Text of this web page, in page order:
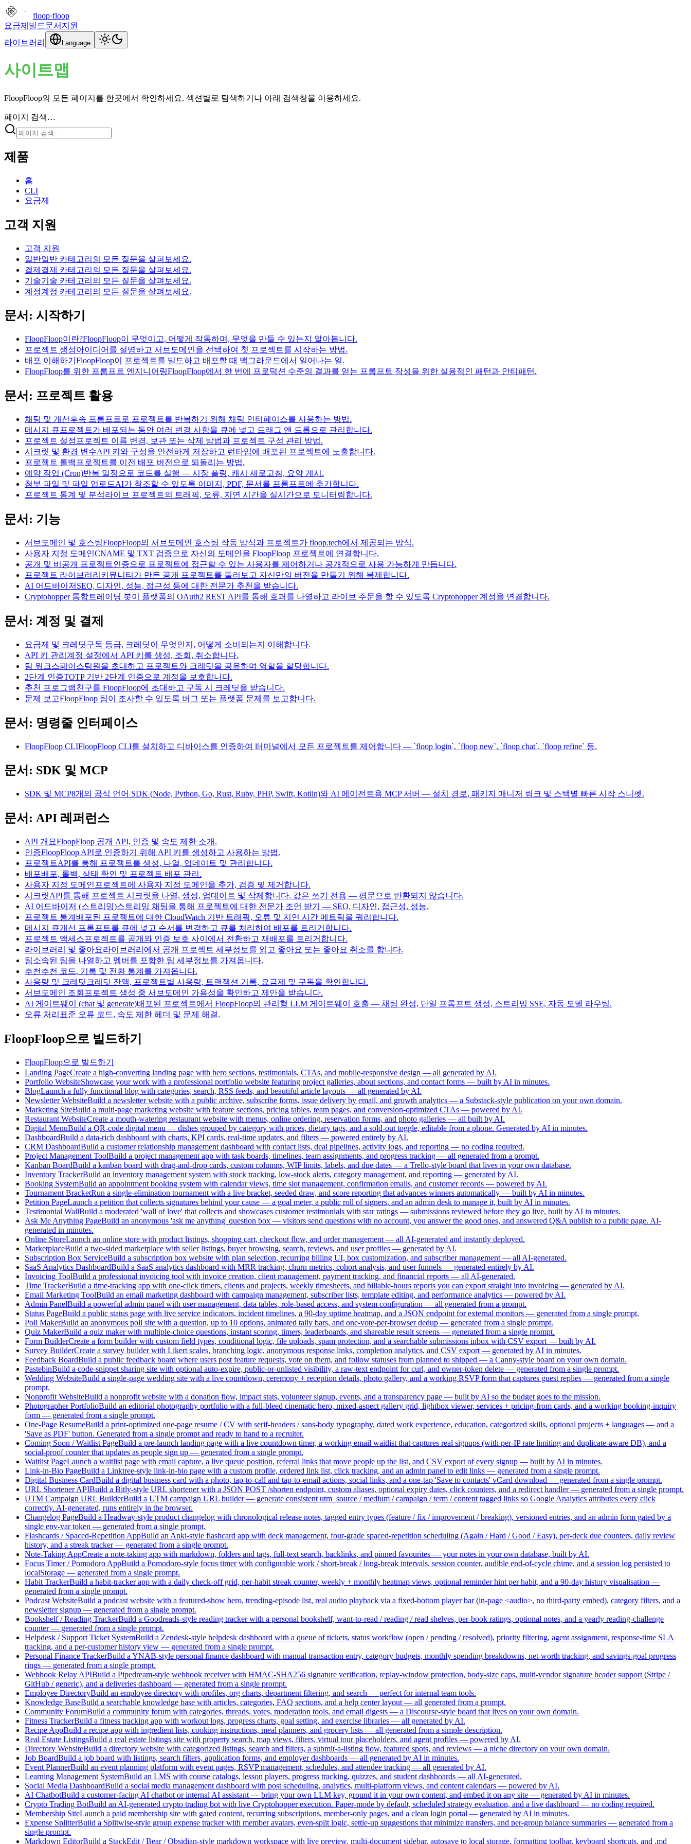
floop·floop
요금제 빌드문서 지원
라이브러리
Language
사이트맵
FloopFloop의 모든 페이지를 한곳에서 확인하세요. 섹션별로 탐색하거나 아래 검색창을 이용하세요.
페이지 검색…
제품
홈
CLI
요금제
고객 지원
고객 지원
일반일반 카테고리의 모든 질문을 살펴보세요.
결제 결제 카테고리의 모든 질문을 살펴보세요.
기술기술 카테고리의 모든 질문을 살펴보세요.
계정계정 카테고리의 모든 질문을 살펴보세요.
문서: 시작하기
FloopFloop이란?FloopFloop이 무엇이고, 어떻게 작동하며, 무엇을 만들 수 있는지 알아봅니다.
프로젝트 생성아이디어를 설명하고 서브도메인을 선택하여 첫 프로젝트를 시작하는 방법.
배포 이해하기 FloopFloop이 프로젝트를 빌드하고 배포할 때 백그라운드에서 일어나는 일.
FloopFloop를 위한 프롬프트 엔지니어링FloopFloop에서 한 번에 프로덕션 수준의 결과를 얻는 프롬프트 작성을 위한 실용적인 패턴과 안티패턴.
문서: 프로젝트 활용
채팅 및 개선 후속 프롬프트로 프로젝트를 반복하기 위해 채팅 인터페이스를 사용하는 방법.
메시지 큐프로젝트가 배포되는 동안 여러 변경 사항을 큐에 넣고 드래그 앤 드롭으로 관리합니다.
프로젝트 설정 프로젝트 이름 변경, 보관 또는 삭제 방법과 프로젝트 구성 관리 방법.
시크릿 및 환경 변수API 키와 구성을 안전하게 저장하고 런타임에 배포된 프로젝트에 노출합니다.
프로젝트 롤백 프로젝트를 이전 배포 버전으로 되돌리는 방법.
예약 작업 (Cron)반복 일정으로 코드를 실행 — 시장 폴링, 캐시 새로고침, 요약 게시.
첨부 파일 및 파일 업로드AI가 참조할 수 있도록 이미지, PDF, 문서를 프롬프트에 추가합니다.
프로젝트 통계 및 분석라이브 프로젝트의 트래픽, 오류, 지연 시간을 실시간으로 모니터링합니다.
문서: 기능
서브도메인 및 호스팅FloopFloop의 서브도메인 호스팅 작동 방식과 프로젝트가 floop.tech에서 제공되는 방식.
사용자 지정 도메인CNAME 및 TXT 검증으로 자신의 도메인을 FloopFloop 프로젝트에 연결합니다.
공개 및 비공개 프로젝트인증으로 프로젝트에 접근할 수 있는 사용자를 제어하거나 공개적으로 사용 가능하게 만듭니다.
프로젝트 라이브러리 커뮤니티가 만든 공개 프로젝트를 둘러보고 자신만의 버전을 만들기 위해 복제합니다.
AI 어드바이저 SEO, 디자인, 성능, 접근성 등에 대한 전문가 추천을 받습니다.
Cryptohopper 통합트레이딩 봇이 플랫폼의 OAuth2 REST API를 통해 호퍼를 나열하고 라이브 주문을 할 수 있도록 Cryptohopper 계정을 연결합니다.
문서: 계정 및 결제
요금제 및 크레딧구독 등급, 크레딧이 무엇인지, 어떻게 소비되는지 이해합니다.
API 키 관리 계정 설정에서 API 키를 생성, 조회, 취소합니다.
팀 워크스페이스팀원을 초대하고 프로젝트와 크레딧을 공유하며 역할을 할당합니다.
2단계 인증TOTP 기반 2단계 인증으로 계정을 보호합니다.
추천 프로그램친구를 FloopFloop에 초대하고 구독 시 크레딧을 받습니다.
문제 보고FloopFloop 팀이 조사할 수 있도록 버그 또는 플랫폼 문제를 보고합니다.
문서: 명령줄 인터페이스
FloopFloop CLIFloopFloop CLI를 설치하고 디바이스를 인증하여 터미널에서 모든 프로젝트를 제어합니다 — `floop login`, `floop new`, `floop chat`, `floop refine` 등.
문서: SDK 및 MCP
SDK 및 MCP8개의 공식 언어 SDK (Node, Python, Go, Rust, Ruby, PHP, Swift, Kotlin)와 AI 에이전트용 MCP 서버 — 설치 경로, 패키지 매니저 링크 및 스택별 빠른 시작 스니펫.
문서: API 레퍼런스
API 개요FloopFloop 공개 API, 인증 및 속도 제한 소개.
인증FloopFloop API로 인증하기 위해 API 키를 생성하고 사용하는 방법.
프로젝트API를 통해 프로젝트를 생성, 나열, 업데이트 및 관리합니다.
배포배포, 롤백, 상태 확인 및 프로젝트 배포 관리.
사용자 지정 도메인 프로젝트에 사용자 지정 도메인을 추가, 검증 및 제거합니다.
시크릿API를 통해 프로젝트 시크릿을 나열, 생성, 업데이트 및 삭제합니다. 값은 쓰기 전용 — 평문으로 반환되지 않습니다.
AI 어드바이저 (스트리밍)스트리밍 채팅을 통해 프로젝트에 대한 전문가 조언 받기 — SEO, 디자인, 접근성, 성능.
프로젝트 통계 배포된 프로젝트에 대한 CloudWatch 기반 트래픽, 오류 및 지연 시간 메트릭을 쿼리합니다.
메시지 큐개선 프롬프트를 큐에 넣고 순서를 변경하고 큐를 처리하여 배포를 트리거합니다.
프로젝트 액세스프로젝트를 공개와 인증 보호 사이에서 전환하고 재배포를 트리거합니다.
라이브러리 및 좋아요라이브러리에서 공개 프로젝트 세부정보를 읽고 좋아요 또는 좋아요 취소를 합니다.
팀소속된 팀을 나열하고 멤버를 포함한 팀 세부정보를 가져옵니다.
추천 추천 코드, 기록 및 전환 통계를 가져옵니다.
사용량 및 크레딧 크레딧 잔액, 프로젝트별 사용량, 트랜잭션 기록, 요금제 및 구독을 확인합니다.
서브도메인 조회 프로젝트 생성 중 서브도메인 가용성을 확인하고 제안을 받습니다.
AI 게이트웨이 (chat 및 generate)배포된 프로젝트에서 FloopFloop의 관리형 LLM 게이트웨이 호출 — 채팅 완성, 단일 프롬프트 생성, 스트리밍 SSE, 자동 모델 라우팅.
오류 처리 표준 오류 코드, 속도 제한 헤더 및 문제 해결.
FloopFloop으로 빌드하기
FloopFloop으로 빌드하기
Landing PageCreate a high-converting landing page with hero sections, testimonials, CTAs, and mobile-responsive design — all generated by AI.
Portfolio WebsiteShowcase your work with a professional portfolio website featuring project galleries, about sections, and contact forms — built by AI in minutes.
BlogLaunch a fully functional blog with categories, search, RSS feeds, and beautiful article layouts — all generated by AI.
Newsletter WebsiteBuild a newsletter website with a public archive, subscribe forms, issue delivery by email, and growth analytics — a Substack-style publication on your own domain.
Marketing SiteBuild a multi-page marketing website with feature sections, pricing tables, team pages, and conversion-optimized CTAs — powered by AI.
Restaurant WebsiteCreate a mouth-watering restaurant website with menus, online ordering, reservation forms, and photo galleries — all built by AI.
Digital MenuBuild a QR-code digital menu — dishes grouped by category with prices, dietary tags, and a sold-out toggle, editable from a phone. Generated by AI in minutes.
DashboardBuild a data-rich dashboard with charts, KPI cards, real-time updates, and filters — powered entirely by AI.
CRM DashboardBuild a customer relationship management dashboard with contact lists, deal pipelines, activity logs, and reporting — no coding required.
Project Management ToolBuild a project management app with task boards, timelines, team assignments, and progress tracking — all generated from a prompt.
Kanban BoardBuild a kanban board with drag-and-drop cards, custom columns, WIP limits, labels, and due dates — a Trello-style board that lives in your own database.
Inventory TrackerBuild an inventory management system with stock tracking, low-stock alerts, category management, and reporting — generated by AI.
Booking SystemBuild an appointment booking system with calendar views, time slot management, confirmation emails, and customer records — powered by AI.
Tournament BracketRun a single-elimination tournament with a live bracket, seeded draw, and score reporting that advances winners automatically — built by AI in minutes.
Petition PageLaunch a petition that collects signatures behind your cause — a goal meter, a public roll of signers, and an admin desk to manage it, built by AI in minutes.
Testimonial WallBuild a moderated 'wall of love' that collects and showcases customer testimonials with star ratings — submissions reviewed before they go live, built by AI in minutes.
Ask Me Anything PageBuild an anonymous 'ask me anything' question box — visitors send questions with no account, you answer the good ones, and answered Q&A publish to a public page. AI-
generated in minutes.
Online StoreLaunch an online store with product listings, shopping cart, checkout flow, and order management — all AI-generated and instantly deployed.
MarketplaceBuild a two-sided marketplace with seller listings, buyer browsing, search, reviews, and user profiles — generated by AI.
Subscription Box ServiceBuild a subscription box website with plan selection, recurring billing UI, box customization, and subscriber management — all AI-generated.
SaaS Analytics DashboardBuild a SaaS analytics dashboard with MRR tracking, churn metrics, cohort analysis, and user funnels — generated entirely by AI.
Invoicing ToolBuild a professional invoicing tool with invoice creation, client management, payment tracking, and financial reports — all AI-generated.
Time TrackerBuild a time-tracking app with one-click timers, clients and projects, weekly timesheets, and billable-hours reports you can export straight into invoicing — generated by AI.
Email Marketing ToolBuild an email marketing dashboard with campaign management, subscriber lists, template editing, and performance analytics — powered by AI.
Admin PanelBuild a powerful admin panel with user management, data tables, role-based access, and system configuration — all generated from a prompt.
Status PageBuild a public status page with live service indicators, incident timelines, a 90-day uptime heatmap, and a JSON endpoint for external monitors — generated from a single prompt.
Poll MakerBuild an anonymous poll site with a question, up to 10 options, animated tally bars, and one-vote-per-browser dedup — generated from a single prompt.
Quiz MakerBuild a quiz maker with multiple-choice questions, instant scoring, timers, leaderboards, and shareable result screens — generated from a single prompt.
Form BuilderCreate a form builder with custom field types, conditional logic, file uploads, spam protection, and a searchable submissions inbox with CSV export — built by AI.
Survey BuilderCreate a survey builder with Likert scales, branching logic, anonymous response links, completion analytics, and CSV export — generated by AI in minutes.
Feedback BoardBuild a public feedback board where users post feature requests, vote on them, and follow statuses from planned to shipped — a Canny-style board on your own domain.
PastebinBuild a code-snippet sharing site with optional auto-expire, public-or-unlisted visibility, a raw-text endpoint for curl, and owner-token delete — generated from a single prompt.
Wedding WebsiteBuild a single-page wedding site with a live countdown, ceremony + reception details, photo gallery, and a working RSVP form that captures guest replies — generated from a single
prompt.
Nonprofit WebsiteBuild a nonprofit website with a donation flow, impact stats, volunteer signup, events, and a transparency page — built by AI so the budget goes to the mission.
Photographer PortfolioBuild an editorial photography portfolio with a full-bleed cinematic hero, mixed-aspect gallery grid, lightbox viewer, services + pricing-from cards, and a working booking-inquiry
form — generated from a single prompt.
One-Page ResumeBuild a print-optimized one-page resume / CV with serif-headers / sans-body typography, dated work experience, education, categorized skills, optional projects + languages — and a
'Save as PDF' button. Generated from a single prompt and ready to hand to a recruiter.
Coming Soon / Waitlist PageBuild a pre-launch landing page with a live countdown timer, a working email waitlist that captures real signups (with per-IP rate limiting and duplicate-aware DB), and a
social-proof counter that updates as people sign up — generated from a single prompt.
Waitlist PageLaunch a waitlist page with email capture, a live queue position, referral links that move people up the list, and CSV export of every signup — built by AI in minutes.
Link-in-Bio PageBuild a Linktree-style link-in-bio page with a custom profile, ordered link list, click tracking, and an admin panel to edit links — generated from a single prompt.
Digital Business CardBuild a digital business card with a photo, tap-to-call and tap-to-email actions, social links, and a one-tap 'Save to contacts' vCard download — generated from a single prompt.
URL Shortener APIBuild a Bitly-style URL shortener with a JSON POST /shorten endpoint, custom aliases, optional expiry dates, click counters, and a redirect handler — generated from a single prompt.
UTM Campaign URL BuilderBuild a UTM campaign URL builder — generate consistent utm_source / medium / campaign / term / content tagged links so Google Analytics attributes every click
correctly. AI-generated, runs entirely in the browser.
Changelog PageBuild a Headway-style product changelog with chronological release notes, tagged entry types (feature / fix / improvement / breaking), versioned entries, and an admin form gated by a
single env-var token — generated from a single prompt.
Flashcards / Spaced-Repetition AppBuild an Anki-style flashcard app with deck management, four-grade spaced-repetition scheduling (Again / Hard / Good / Easy), per-deck due counters, daily review
history, and a streak tracker — generated from a single prompt.
Note-Taking AppCreate a note-taking app with markdown, folders and tags, full-text search, backlinks, and pinned favourites — your notes in your own database, built by AI.
Focus Timer / Pomodoro AppBuild a Pomodoro-style focus timer with configurable work / short-break / long-break intervals, session counter, audible end-of-cycle chime, and a session log persisted to
localStorage — generated from a single prompt.
Habit TrackerBuild a habit-tracker app with a daily check-off grid, per-habit streak counter, weekly + monthly heatmap views, optional reminder hint per habit, and a 90-day history visualisation —
generated from a single prompt.
Podcast WebsiteBuild a podcast website with a featured-show hero, trending-episode list, real audio playback via a fixed-bottom player bar (in-page <audio>, no third-party embed), category filters, and a
newsletter signup — generated from a single prompt.
Bookshelf / Reading TrackerBuild a Goodreads-style reading tracker with a personal bookshelf, want-to-read / reading / read shelves, per-book ratings, optional notes, and a yearly reading-challenge
counter — generated from a single prompt.
Helpdesk / Support Ticket SystemBuild a Zendesk-style helpdesk dashboard with a queue of tickets, status workflow (open / pending / resolved), priority filtering, agent assignment, response-time SLA
tracking, and a per-customer history view — generated from a single prompt.
Personal Finance TrackerBuild a YNAB-style personal finance dashboard with manual transaction entry, category budgets, monthly spending breakdowns, net-worth tracking, and savings-goal progress
rings — generated from a single prompt.
Webhook Relay APIBuild a Pipedream-style webhook receiver with HMAC-SHA256 signature verification, replay-window protection, body-size caps, multi-vendor signature header support (Stripe /
GitHub / generic), and a deliveries dashboard — generated from a single prompt.
Employee DirectoryBuild an employee directory with profiles, org charts, department filtering, and search — perfect for internal team tools.
Knowledge BaseBuild a searchable knowledge base with articles, categories, FAQ sections, and a help center layout — all generated from a prompt.
Community ForumBuild a community forum with categories, threads, votes, moderation tools, and email digests — a Discourse-style board that lives on your own domain.
Fitness TrackerBuild a fitness tracking app with workout logs, progress charts, goal setting, and exercise libraries — all generated by AI.
Recipe AppBuild a recipe app with ingredient lists, cooking instructions, meal planners, and grocery lists — all generated from a simple description.
Real Estate ListingsBuild a real estate listings site with property search, map views, filters, virtual tour placeholders, and agent profiles — powered by AI.
Directory WebsiteBuild a directory website with categorized listings, search and filters, a submit-a-listing flow, featured spots, and reviews — a niche directory on your own domain.
Job BoardBuild a job board with listings, search filters, application forms, and employer dashboards — all generated by AI in minutes.
Event PlannerBuild an event planning platform with event pages, RSVP management, schedules, and attendee tracking — all generated by AI.
Learning Management SystemBuild an LMS with course catalogs, lesson players, progress tracking, quizzes, and student dashboards — all AI-generated.
Social Media DashboardBuild a social media management dashboard with post scheduling, analytics, multi-platform views, and content calendars — powered by AI.
AI ChatbotBuild a customer-facing AI chatbot or internal AI assistant — bring your own LLM key, ground it in your own content, and embed it on any site — generated by AI in minutes.
Crypto Trading BotBuild an AI-generated crypto trading bot with live Cryptohopper execution. Paper-mode by default, scheduled strategy evaluation, and a live dashboard — no coding required.
Membership SiteLaunch a paid membership site with gated content, recurring subscriptions, member-only pages, and a clean login portal — generated by AI in minutes.
Expense SplitterBuild a Splitwise-style group expense tracker with member avatars, even-split logic, settle-up suggestions that minimize transfers, and per-group balance summaries — generated from a
single prompt.
Markdown EditorBuild a StackEdit / Bear / Obsidian-style markdown workspace with live preview, multi-document sidebar, autosave to local storage, formatting toolbar, keyboard shortcuts, and .md